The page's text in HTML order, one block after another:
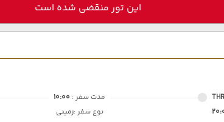
این تور منقضی شده است
THR
مدت سفر : 10:00
نوع سفر :زمینی